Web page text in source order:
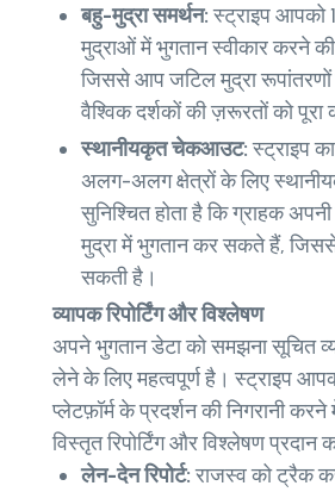
बहु-मुद्रा समर्थन:स्ट्राइप आपको
मुद्राओं में भुगतान स्वीकार करने
जिससे आप जटिल मुद्रा
वैश्विक दर्शकों की ज़रूरतों को
स्थानीयकृत चेकआउट:स्ट्राइप
अलग-अलग क्षेत्रों के लिए
सुनिश्चित होता है कि ग्राहक
मुद्रा में भुगतान कर सकते हैं,
सकती है।
व्यापक रिपोर्टिंग और विश्लेषण
अपने भुगतान डेटा को समझना सूचित
लेने के लिए महत्वपूर्ण है। स्ट्राइप
प्लेटफ़ॉर्म के प्रदर्शन की निगरानी
विस्तृत रिपोर्टिंग और विश्लेषण प्रदान
लेन-देन रिपोर्ट:राजस्व को ट्रैक